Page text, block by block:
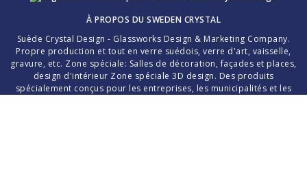
À PROPOS DU SWEDEN CRYSTAL
Suède Crystal Design - Glassworks Design & Marketing Company.
Propre production et tout en verre suédois, verre d'art, vaisselle,
gravure, etc. Zone spéciale: Salles de décoration, façades et places,
design d'intérieur Zone spéciale 3D design. Des produits
spécialement conçus pour les entreprises, les municipalités et les